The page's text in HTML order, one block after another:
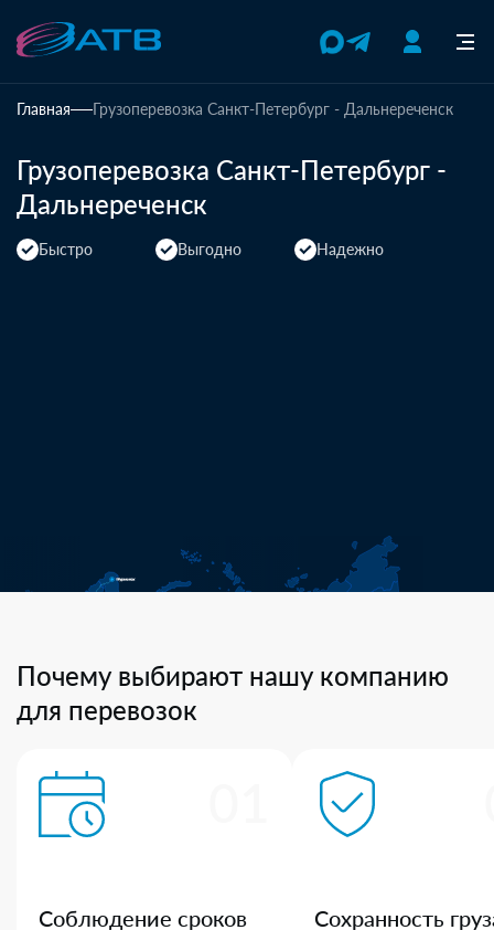
Главная Грузоперевозка Санкт-Петербург - Дальнереченск
Грузоперевозка Санкт-Петербург -
Дальнереченск
Быстро Выгодно Надежно
Почему выбирают нашу компанию
для перевозок
Соблюдение сроков Сохранность